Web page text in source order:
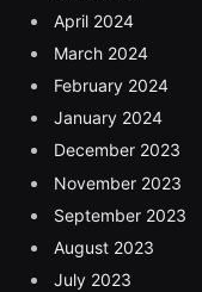
April 2024
March 2024
February 2024
January 2024
December 2023
November 2023
September 2023
August 2023
July 2023